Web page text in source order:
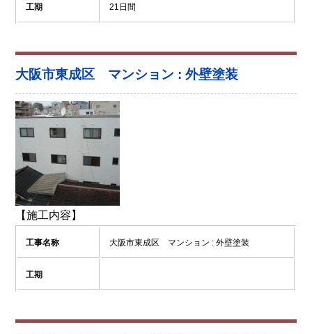
工期 21日間
大阪市東成区 マンション : 外壁塗装
【施工内容】
工事名称 大阪市東成区 マンション : 外壁塗装
工期